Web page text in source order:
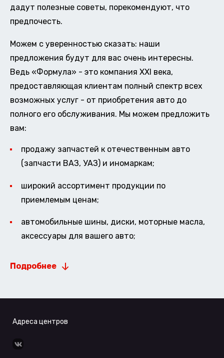
дадут полезные советы, порекомендуют, что
предпочесть.
Можем с уверенностью сказать: наши
предложения будут для вас очень интересны.
Ведь «Формула» - это компания XXI века,
предоставляющая клиентам полный спектр всех
возможных услуг - от приобретения авто до
полного его обслуживания. Мы можем предложить
вам:
продажу запчастей к отечественным авто
(запчасти ВАЗ, УАЗ) и иномаркам;
широкий ассортимент продукции по
приемлемым ценам;
автомобильные шины, диски, моторные масла,
аксессуары для вашего авто;
Подробнее
Адреса центров